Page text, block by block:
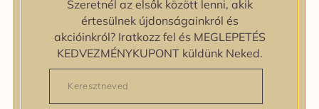
zipiderm
Bőrállapot
Bőrállapot
Bőrtípus
Bőrtípus
Kombinált
Szeretnél az elsők között lenni, akik
értesülnek újdonságainkról és
akcióinkról? Iratkozz fel és MEGLEPETÉS
KEDVEZMÉNYKUPONT küldünk Neked.